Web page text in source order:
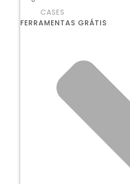
CASES
FERRAMENTAS GRÁTIS